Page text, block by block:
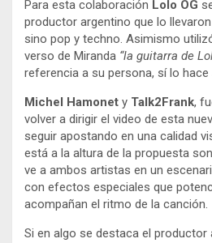
Para esta colaboración Lolo OG
productor argentino que lo
sino pop y techno. Asimismo
verso de Miranda “la guitarra de
referencia a su persona, sí lo hace
Michel Hamonet y Talk2Frank,
volver a dirigir el video de esta
seguir apostando en una calidad
está a la altura de la propuesta
ve a ambos artistas en un
con efectos especiales que
acompañan el ritmo de la canción.
Si en algo se destaca el